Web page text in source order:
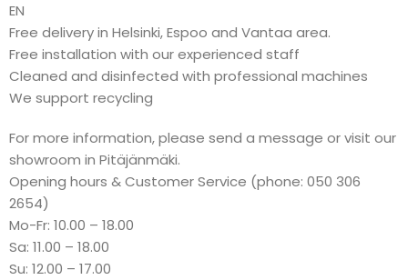
EN
Free delivery in Helsinki, Espoo and Vantaa area.
Free installation with our experienced staff
Cleaned and disinfected with professional machines
We support recycling
For more information, please send a message or visit our
showroom in Pitäjänmäki.
Opening hours & Customer Service (phone: 050 306
2654)
Mo-Fr: 10.00 – 18.00
Sa: 11.00 – 18.00
Su: 12.00 – 17.00